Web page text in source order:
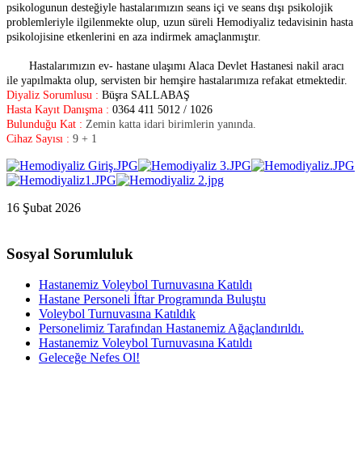
psikologunun desteğiyle hastalarımızın seans içi ve seans dışı psikolojik
problemleriyle ilgilenmekte olup, uzun süreli Hemodiyaliz tedavisinin hasta
psikolojisine etkenlerini en aza indirmek amaçlanmıştır.
Hastalarımızın ev- hastane ulaşımı Alaca Devlet Hastanesi nakil aracı
ile yapılmakta olup, servisten bir hemşire hastalarımıza refakat etmektedir.
Diyaliz Sorumlusu : Büşra SALLABAŞ
Hasta Kayıt Danışma : 0364 411 5012 / 1026
Bulunduğu Kat : Zemin katta idari birimlerin yanında.
Cihaz Sayısı : 9 + 1
16 Şubat 2026
Sosyal Sorumluluk
Hastanemiz Voleybol Turnuvasına Katıldı
Hastane Personeli İftar Programında Buluştu
Voleybol Turnuvasına Katıldık
Personelimiz Tarafından Hastanemiz Ağaçlandırıldı.
Hastanemiz Voleybol Turnuvasına Katıldı
Geleceğe Nefes Ol!